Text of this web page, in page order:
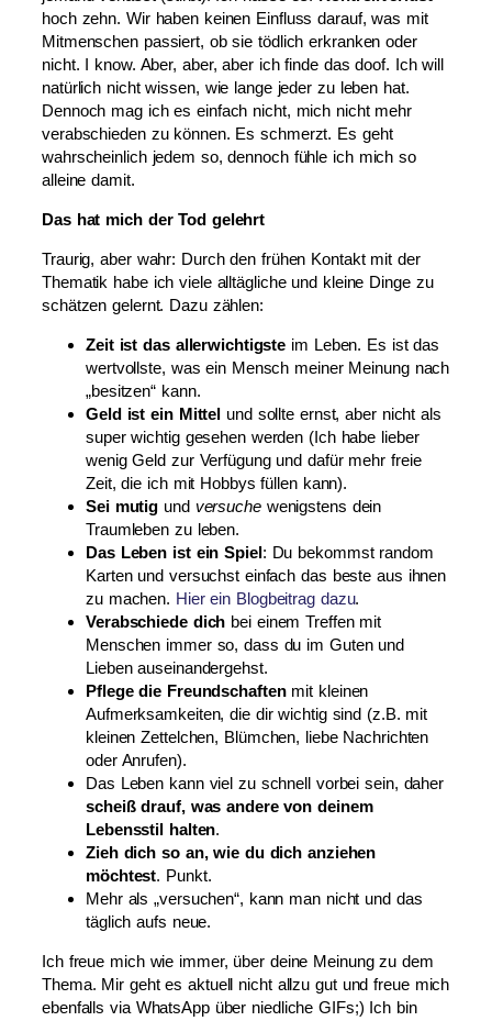
hoch zehn. Wir haben keinen Einfluss darauf, was mit
Mitmenschen passiert, ob sie tödlich erkranken oder
nicht. I know. Aber, aber, aber ich finde das doof. Ich will
natürlich nicht wissen, wie lange jeder zu leben hat.
Dennoch mag ich es einfach nicht, mich nicht mehr
verabschieden zu können. Es schmerzt. Es geht
wahrscheinlich jedem so, dennoch fühle ich mich so
alleine damit.
Das hat mich der Tod gelehrt
Traurig, aber wahr: Durch den frühen Kontakt mit der
Thematik habe ich viele alltägliche und kleine Dinge zu
schätzen gelernt. Dazu zählen:
Zeit ist das allerwichtigste im Leben. Es ist das
wertvollste, was ein Mensch meiner Meinung nach
„besitzen“ kann.
Geld ist ein Mittel und sollte ernst, aber nicht als
super wichtig gesehen werden (Ich habe lieber
wenig Geld zur Verfügung und dafür mehr freie
Zeit, die ich mit Hobbys füllen kann).
Sei mutig und versuche wenigstens dein
Traumleben zu leben.
Das Leben ist ein Spiel: Du bekommst random
Karten und versuchst einfach das beste aus ihnen
zu machen. Hier ein Blogbeitrag dazu.
Verabschiede dich bei einem Treffen mit
Menschen immer so, dass du im Guten und
Lieben auseinandergehst.
Pflege die Freundschaften mit kleinen
Aufmerksamkeiten, die dir wichtig sind (z.B. mit
kleinen Zettelchen, Blümchen, liebe Nachrichten
oder Anrufen).
Das Leben kann viel zu schnell vorbei sein, daher
scheiß drauf, was andere von deinem
Lebensstil halten.
Zieh dich so an, wie du dich anziehen
möchtest. Punkt.
Mehr als „versuchen“, kann man nicht und das
täglich aufs neue.
Ich freue mich wie immer, über deine Meinung zu dem
Thema. Mir geht es aktuell nicht allzu gut und freue mich
ebenfalls via WhatsApp über niedliche GIFs;) Ich bin